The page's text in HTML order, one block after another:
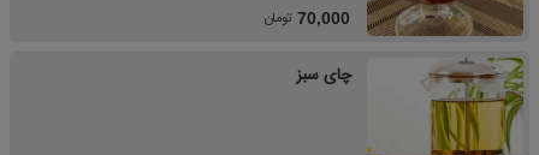
70,000 تومان
چای سبز